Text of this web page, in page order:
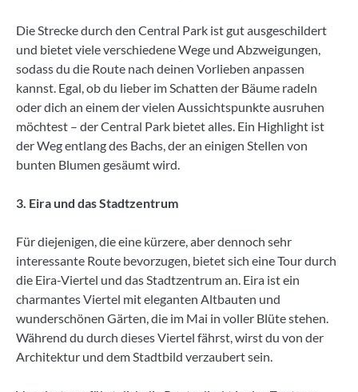
Die Strecke durch den Central Park ist gut ausgeschildert
und bietet viele verschiedene Wege und Abzweigungen,
sodass du die Route nach deinen Vorlieben anpassen
kannst. Egal, ob du lieber im Schatten der Bäume radeln
oder dich an einem der vielen Aussichtspunkte ausruhen
möchtest – der Central Park bietet alles. Ein Highlight ist
der Weg entlang des Bachs, der an einigen Stellen von
bunten Blumen gesäumt wird.
3. Eira und das Stadtzentrum
Für diejenigen, die eine kürzere, aber dennoch sehr
interessante Route bevorzugen, bietet sich eine Tour durch
die Eira-Viertel und das Stadtzentrum an. Eira ist ein
charmantes Viertel mit eleganten Altbauten und
wunderschönen Gärten, die im Mai in voller Blüte stehen.
Während du durch dieses Viertel fährst, wirst du von der
Architektur und dem Stadtbild verzaubert sein.